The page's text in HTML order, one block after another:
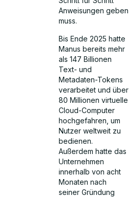
Anweisungen geben
muss.
Bis Ende 2025 hatte
Manus bereits mehr
als 147 Billionen
Text- und
Metadaten-Tokens
verarbeitet und über
80 Millionen virtuelle
Cloud-Computer
hochgefahren, um
Nutzer weltweit zu
bedienen.
Außerdem hatte das
Unternehmen
innerhalb von acht
Monaten nach
seiner Gründung